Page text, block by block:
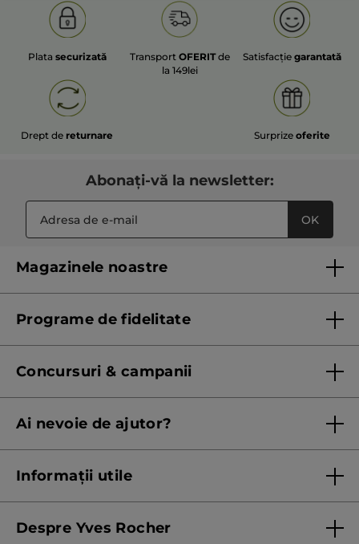
Plata securizată Transport OFERITde
la 149lei
Satisfacțiegarantată
Drept de returnare Surprize oferite
Abonați-vă la newsletter:
OK
Magazinele noastre
Programe de fidelitate
Concursuri & campanii
Listă prețuri standard
Ai nevoie de ajutor?
Informații utile
Termeni și condiții pentru vanzarea la distanță a
Despre Yves Rocher